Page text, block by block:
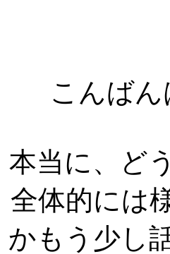
こんば
本当に、ど
全体的には
かもう少し